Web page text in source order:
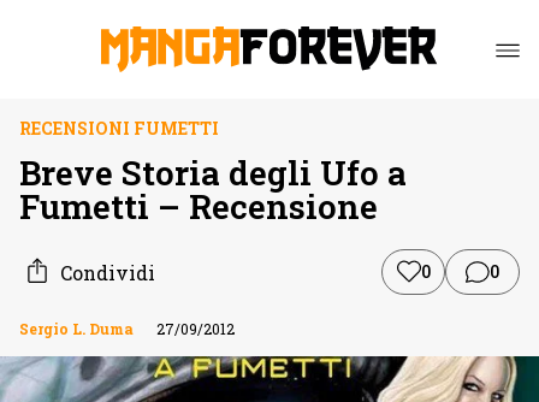
RECENSIONI FUMETTI
Breve Storia degli Ufo a
Fumetti – Recensione
Condividi 0 0
Sergio L. Duma 27/09/2012